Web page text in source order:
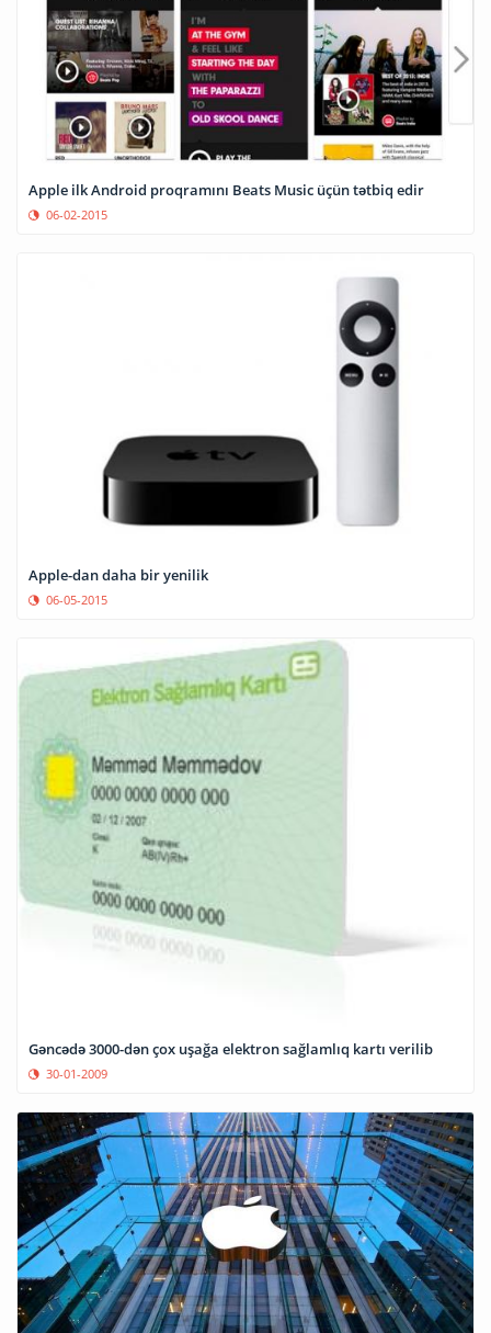
Apple ilk Android proqramını Beats Music üçün tətbiq edir
06-02-2015
Apple-dan daha bir yenilik
06-05-2015
Gəncədə 3000-dən çox uşağa elektron sağlamlıq kartı verilib
30-01-2009